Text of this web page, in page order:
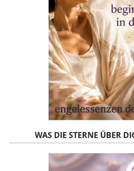
WAS DIE STERNE ÜBER